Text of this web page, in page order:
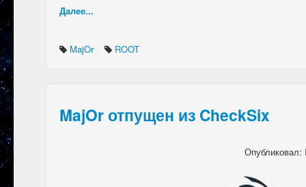
Далее...
MajOr ROOT
MajOr отпущен из CheckSix
Опубликовал: